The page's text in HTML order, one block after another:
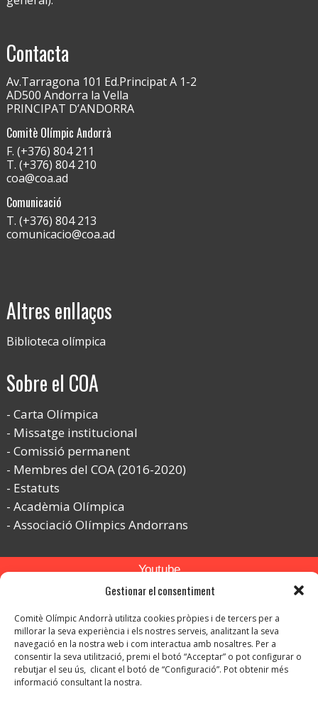
Gestionar el consentiment
Comitè Olímpic Andorrà utilitza cookies pròpies i de tercers per a
millorar la seva experiència i els nostres serveis, analitzant la seva
navegació en la nostra web i com interactua amb nosaltres. Per a
consentir la seva utilització, premi el botó “Acceptar” o pot configurar o
rebutjar el seu ús, clicant el botó de “Configuració”. Pot obtenir més
informació consultant la nostra.
Contacta
Av.Tarragona 101 Ed.Principat A 1-2
AD500 Andorra la Vella
PRINCIPAT D’ANDORRA
Comitè Olímpic Andorrà
F. (+376) 804 211
T. (+376) 804 210
coa@coa.ad
Comunicació
T. (+376) 804 213
comunicacio@coa.ad
Altres enllaços
Biblioteca olímpica
Sobre el COA
Carta Olímpica
Missatge institucional
Comissió permanent
Membres del COA (2016-2020)
Estatuts
Acadèmia Olímpica
Associació Olímpics Andorrans
Youtube
Flickr
Instagram